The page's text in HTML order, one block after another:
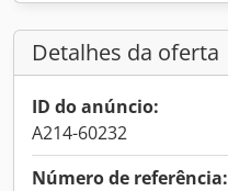
Detalhes da oferta
ID do anúncio:
A214-60232
Número de referência: